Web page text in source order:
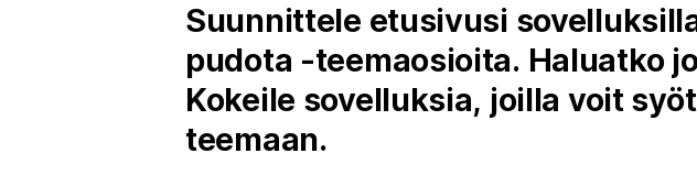
Suunnittele etusivusi
pudota -teemaosioita. Haluatko
Kokeile sovelluksia, joilla voit
teemaan.